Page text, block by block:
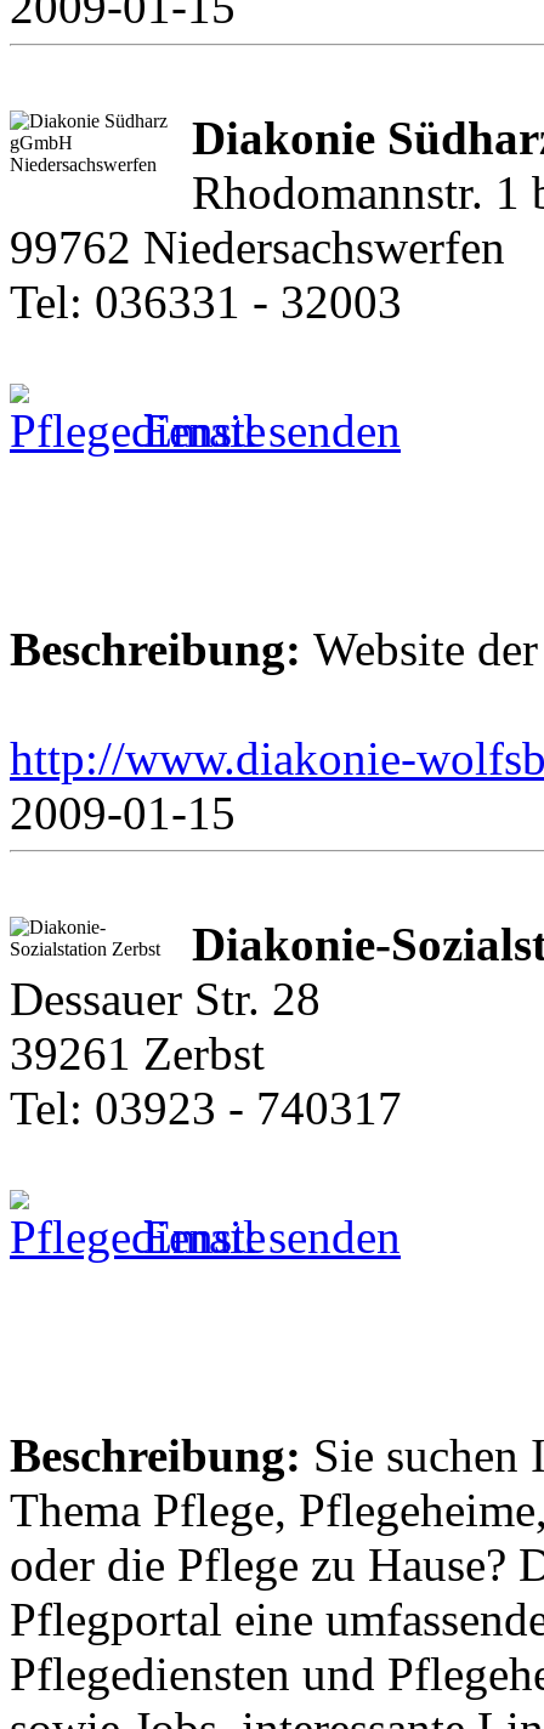
Diakonie
Rhodomannstr. 1
99762 Niedersachswerfen
Tel: 036331 - 32003
Email senden
Beschreibung: Website
http://www.diakonie-
2009-01-15
Diakonie-
Dessauer Str. 28
39261 Zerbst
Tel: 03923 - 740317
Email senden
Beschreibung: Sie suchen
Thema Pflege,
oder die Pflege zu Hause?
Pflegportal eine
Pflegediensten und